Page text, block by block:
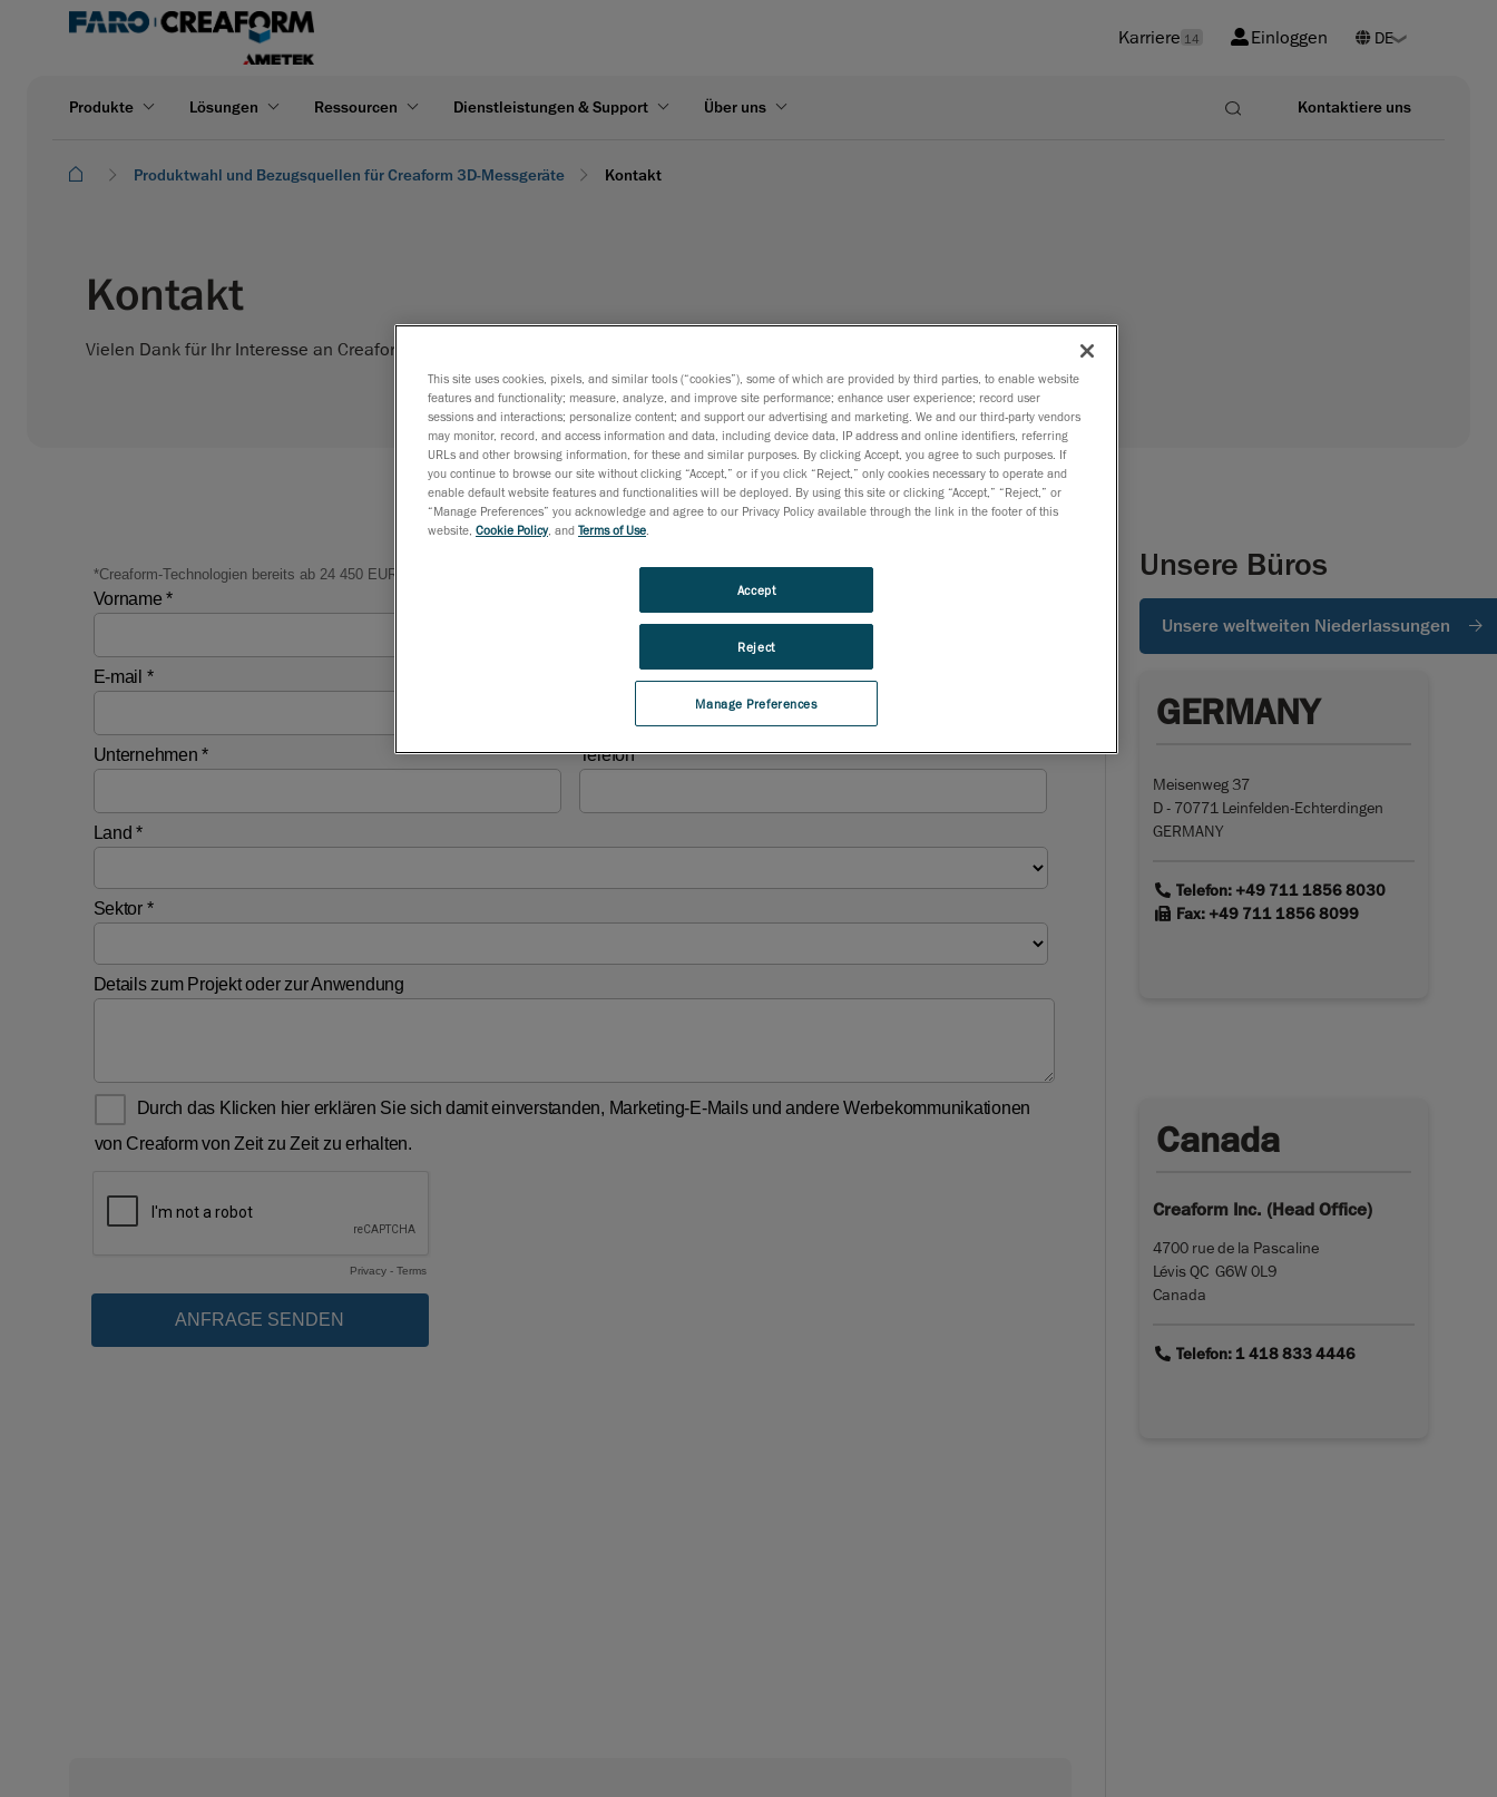
Karriere 14 Einloggen
Produkte Lösungen Ressourcen Dienstleistungen & Support Über uns Kontaktiere uns
Produktwahl und Bezugsquellen für Creaform 3D-Messgeräte Kontakt ​
Kontakt
Vielen Dank für Ihr Interesse an Creaform! Bitte füllen Sie das untenstehende Formular aus.
Unsere Büros
Unsere weltweiten Niederlassungen
GERMANY
Meisenweg 37
D - 70771 Leinfelden-Echterdingen
GERMANY
linkTelefon: +49 711 1856 8030
linkFax: +49 711 1856 8099
Canada
Creaform Inc. (Head Office)
4700 rue de la Pascaline
Lévis QC G6W 0L9
Canada
linkTelefon: 1 418 833 4446
This site uses cookies, pixels, and similar tools (“cookies”), some of which are provided by third parties, to enable website
features and functionality; measure, analyze, and improve site performance; enhance user experience; record user
sessions and interactions; personalize content; and support our advertising and marketing. We and our third-party vendors
may monitor, record, and access information and data, including device data, IP address and online identifiers, referring
URLs and other browsing information, for these and similar purposes. By clicking Accept, you agree to such purposes. If
you continue to browse our site without clicking “Accept,” or if you click “Reject,” only cookies necessary to operate and
enable default website features and functionalities will be deployed. By using this site or clicking “Accept,” “Reject,” or
“Manage Preferences” you acknowledge and agree to our Privacy Policy available through the link in the footer of this
website, Cookie Policy, and Terms of Use
Manage Preferences
Reject
Accept